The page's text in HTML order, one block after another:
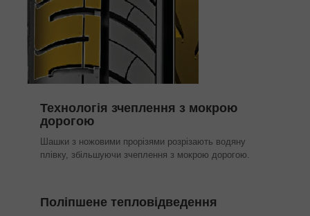
Технологія зчеплення з мокрою
дорогою
Шашки з ножовими прорізями розрізають водяну
плівку, збільшуючи зчеплення з мокрою дорогою.
Поліпшене тепловідведення